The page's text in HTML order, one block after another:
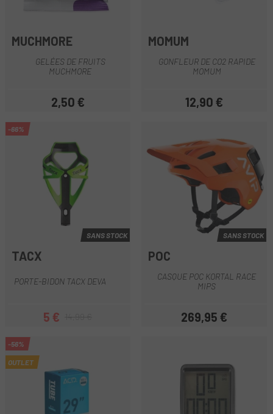
MUCHMORE
GELÉES DE FRUITS
MUCHMORE
Prix
2,50 €
MOMUM
GONFLEUR DE CO2 RAPIDE
MOMUM
Prix
12,90 €
-66%
SANS STOCK
TACX
PORTE-BIDON TACX DEVA
5 €
SANS STOCK
POC
CASQUE POC KORTAL RACE
MIPS
Prix
269,95 €
-56%
OUTLET